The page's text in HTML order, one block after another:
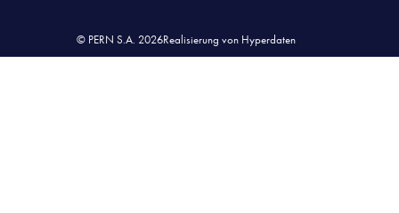
© PERN S.A. 2026Realisierung von Hyperdaten